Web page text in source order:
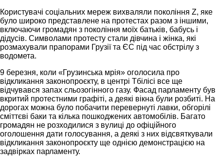
Користувачі соціальних мереж вихваляли покоління Z, яке
було широко представлене на протестах разом з іншими,
включаючи громадян з покоління моїх батьків, бабусь і
дідусів. Символами протесту стали дівчина і жінка, які
розмахували прапорами Грузії та ЄС під час обстрілу з
водомета.
9 березня, коли «Грузинська мрія» оголосила про
відкликання законопроєкту, в центрі Тбілісі все ще
відчувався запах сльозогінного газу. Фасад парламенту був
вкритий протестними графіті, а деякі вікна були розбиті. На
дорогах можна було побачити перевернуті лавки, обгорілі
сміттєві баки та кілька пошкоджених автомобілів. Багато
громадян не розходилися з вулиці до офіційного
оголошення дати голосування, а деякі з них відсвяткували
відкликання законопроєкту ще однією демонстрацією на
задвірках парламенту.